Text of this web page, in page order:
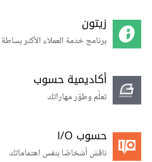
زيتون
برنامج خدمة العملاء الأكثر بساطة
أكاديمية حسوب
تعلّم وطوّر مهاراتك
حسوب I/O
ناقش أشخاصًا بنفس اهتماماتك